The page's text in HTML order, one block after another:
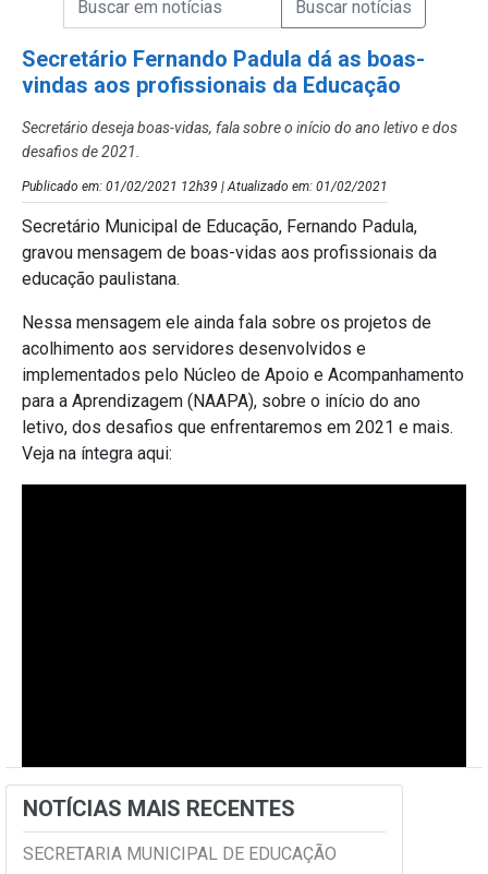
Secretário Fernando Padula dá as boas-
vindas aos profissionais da Educação
Secretário deseja boas-vidas, fala sobre o início do ano letivo e dos
desafios de 2021.
Publicado em: 01/02/2021 12h39 | Atualizado em: 01/02/2021
Secretário Municipal de Educação, Fernando Padula,
gravou mensagem de boas-vidas aos profissionais da
educação paulistana.
Nessa mensagem ele ainda fala sobre os projetos de
acolhimento aos servidores desenvolvidos e
implementados pelo Núcleo de Apoio e Acompanhamento
para a Aprendizagem (NAAPA), sobre o início do ano
letivo, dos desafios que enfrentaremos em 2021 e mais.
Veja na íntegra aqui:
NOTÍCIAS MAIS RECENTES
SECRETARIA MUNICIPAL DE EDUCAÇÃO